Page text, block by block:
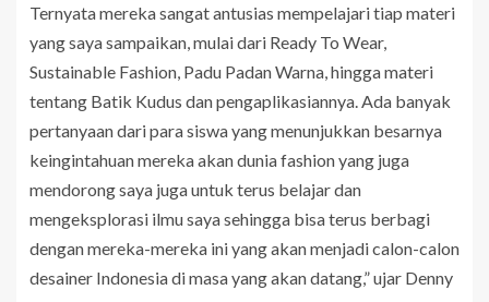
Ternyata mereka sangat antusias mempelajari tiap materi
yang saya sampaikan, mulai dari Ready To Wear,
Sustainable Fashion, Padu Padan Warna, hingga materi
tentang Batik Kudus dan pengaplikasiannya. Ada banyak
pertanyaan dari para siswa yang menunjukkan besarnya
keingintahuan mereka akan dunia fashion yang juga
mendorong saya juga untuk terus belajar dan
mengeksplorasi ilmu saya sehingga bisa terus berbagi
dengan mereka-mereka ini yang akan menjadi calon-calon
desainer Indonesia di masa yang akan datang,” ujar Denny